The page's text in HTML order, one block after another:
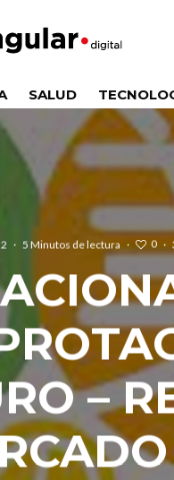
SALUD
· 5 Minutos de lectura · 0 ·
–